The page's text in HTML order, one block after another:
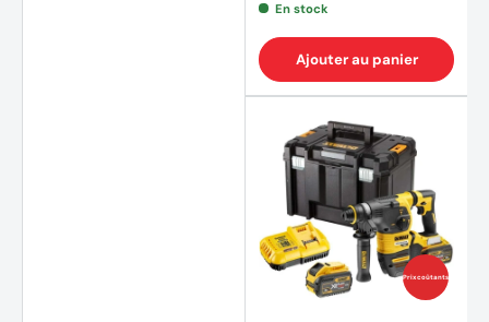
(11
En stock
Ajouter au panier
Prix coûtants